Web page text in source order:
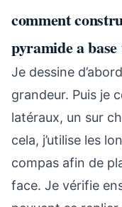
comment
pyramide a
Je dessine
grandeur. Puis je
latéraux, un sur
cela, j’utilise les
compas afin de
face. Je vérifie